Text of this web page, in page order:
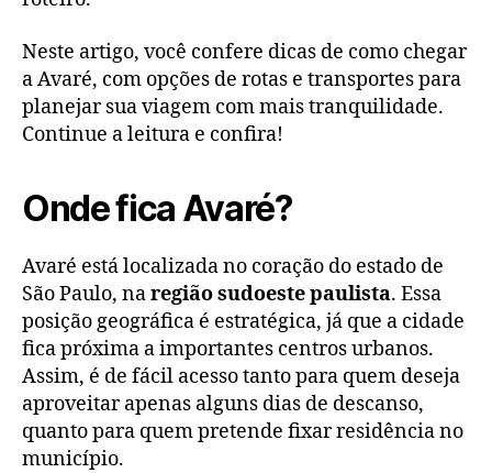
Neste artigo, você confere dicas de como chegar
a Avaré, com opções de rotas e transportes para
planejar sua viagem com mais tranquilidade.
Continue a leitura e confira!
Onde fica Avaré?
Avaré está localizada no coração do estado de
São Paulo, naregião sudoeste paulista. Essa
posição geográfica é estratégica, já que a cidade
fica próxima a importantes centros urbanos.
Assim, é de fácil acesso tanto para quem deseja
aproveitar apenas alguns dias de descanso,
quanto para quem pretende fixar residência no
município.